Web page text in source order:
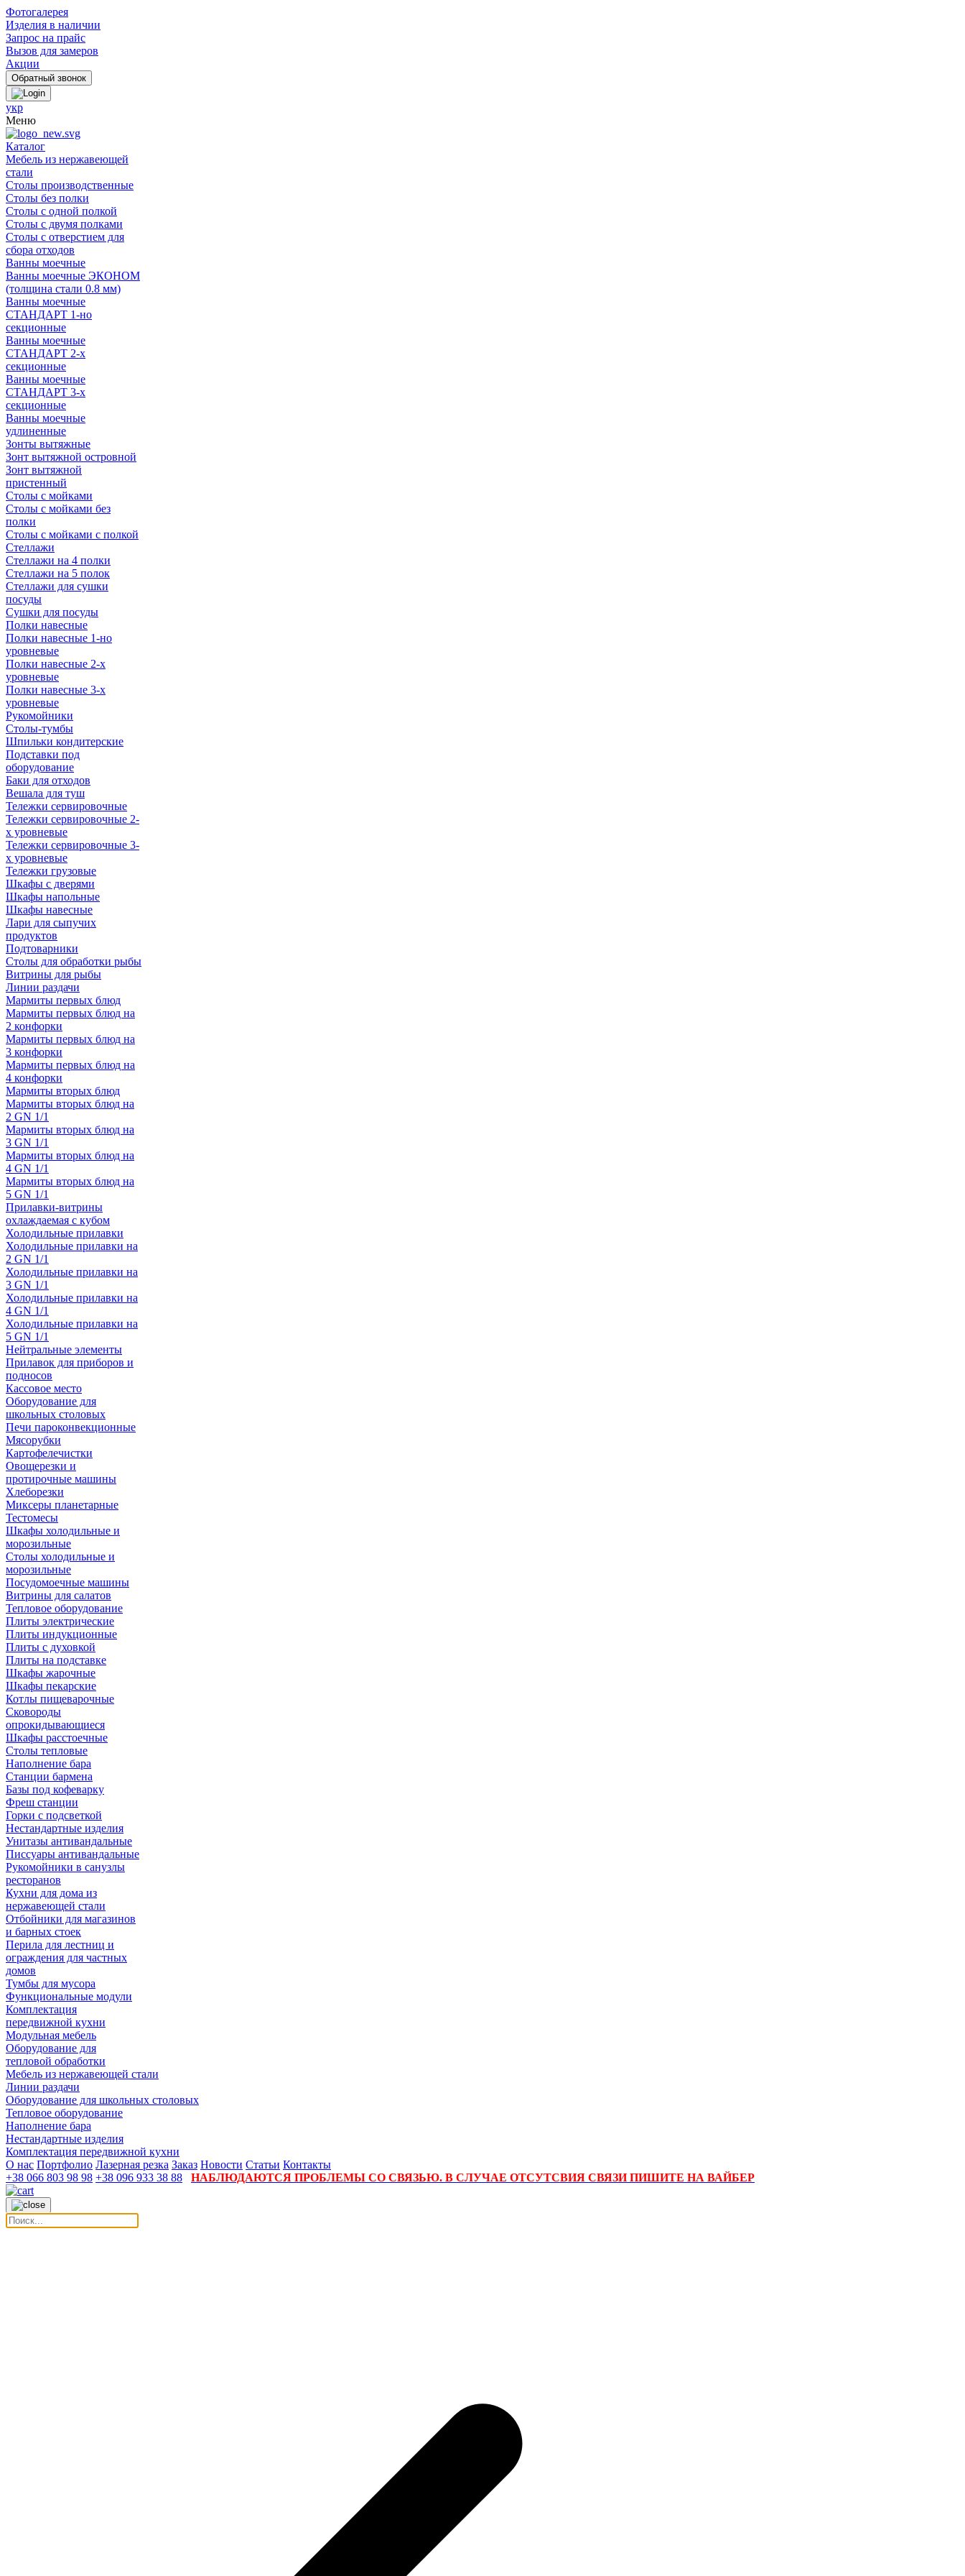
Фотогалерея
Изделия в наличии
Запрос на прайс
Вызов для замеров
Акции
укр
Меню
Каталог
Мебель из нержавеющей
стали
Столы производственные
Столы без полки
Столы с одной полкой
Столы с двумя полками
Столы с отверстием для
сбора отходов
Ванны моечные
Ванны моечные ЭКОНОМ
(толщина стали 0.8 мм)
Ванны моечные
СТАНДАРТ 1-но
секционные
Ванны моечные
СТАНДАРТ 2-х
секционные
Ванны моечные
СТАНДАРТ 3-х
секционные
Ванны моечные
удлиненные
Зонты вытяжные
Зонт вытяжной островной
Зонт вытяжной
пристенный
Столы с мойками
Столы с мойками без
полки
Столы с мойками с полкой
Стеллажи
Стеллажи на 4 полки
Стеллажи на 5 полок
Стеллажи для сушки
посуды
Сушки для посуды
Полки навесные
Полки навесные 1-но
уровневые
Полки навесные 2-х
уровневые
Полки навесные 3-х
уровневые
Рукомойники
Столы-тумбы
Шпильки кондитерские
Подставки под
оборудование
Баки для отходов
Вешала для туш
Тележки сервировочные
Тележки сервировочные 2-
х уровневые
Тележки сервировочные 3-
х уровневые
Тележки грузовые
Шкафы с дверями
Шкафы напольные
Шкафы навесные
Лари для сыпучих
продуктов
Подтоварники
Столы для обработки рыбы
Витрины для рыбы
Линии раздачи
Мармиты первых блюд
Мармиты первых блюд на
2 конфорки
Мармиты первых блюд на
3 конфорки
Мармиты первых блюд на
4 конфорки
Мармиты вторых блюд
Мармиты вторых блюд на
2 GN 1/1
Мармиты вторых блюд на
3 GN 1/1
Мармиты вторых блюд на
4 GN 1/1
Мармиты вторых блюд на
5 GN 1/1
Прилавки-витрины
охлаждаемая с кубом
Холодильные прилавки
Холодильные прилавки на
2 GN 1/1
Холодильные прилавки на
3 GN 1/1
Холодильные прилавки на
4 GN 1/1
Холодильные прилавки на
5 GN 1/1
Нейтральные элементы
Прилавок для приборов и
подносов
Кассовое место
Оборудование для
школьных столовых
Печи пароконвекционные
Мясорубки
Картофелечистки
Овощерезки и
протирочные машины
Хлеборезки
Миксеры планетарные
Тестомесы
Шкафы холодильные и
морозильные
Столы холодильные и
морозильные
Посудомоечные машины
Витрины для салатов
Тепловое оборудование
Плиты электрические
Плиты индукционные
Плиты с духовкой
Плиты на подставке
Шкафы жарочные
Шкафы пекарские
Котлы пищеварочные
Сковороды
опрокидывающиеся
Шкафы расстоечные
Столы тепловые
Наполнение бара
Станции бармена
Базы под кофеварку
Фреш станции
Горки с подсветкой
Нестандартные изделия
Унитазы антивандальные
Писсуары антивандальные
Рукомойники в санузлы
ресторанов
Кухни для дома из
нержавеющей стали
Отбойники для магазинов
и барных стоек
Перила для лестниц и
ограждения для частных
домов
Тумбы для мусора
Функциональные модули
Комплектация
передвижной кухни
Модульная мебель
Оборудование для
тепловой обработки
Мебель из нержавеющей стали
Линии раздачи
Оборудование для школьных столовых
Тепловое оборудование
Наполнение бара
Нестандартные изделия
Комплектация передвижной кухни
О нас Портфолио Лазерная резка Заказ Новости Статьи Контакты
+38 066 803 98 98 +38 096 933 38 88 НАБЛЮДАЮТСЯ ПРОБЛЕМЫ СО СВЯЗЬЮ. В СЛУЧАЕ ОТСУТСВИЯ СВЯЗИ ПИШИТЕ НА ВАЙБЕР